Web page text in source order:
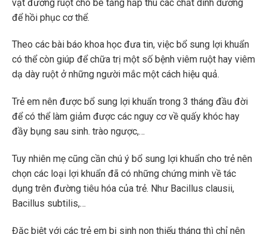
vật đường ruột cho bé tăng hấp thu các chất dinh dưỡng
để hồi phục cơ thể.
Theo các bài báo khoa học đưa tin, việc bổ sung lợi khuẩn
có thể còn giúp để chữa trị một số bệnh viêm ruột hay viêm
dạ dày ruột ở những người mắc một cách hiệu quả.
Trẻ em nên được bổ sung lợi khuẩn trong 3 tháng đầu đời
để có thể làm giảm được các nguy cơ về quấy khóc hay
đầy bụng sau sinh. trào ngược,…
Tuy nhiên mẹ cũng cần chú ý bổ sung lợi khuẩn cho trẻ nên
chọn các loại lợi khuẩn đã có những chứng minh về tác
dụng trên đường tiêu hóa của trẻ. Như Bacillus clausii,
Bacillus subtilis,…
Đặc biệt với các trẻ em bị sinh non thiếu tháng thì chỉ nên